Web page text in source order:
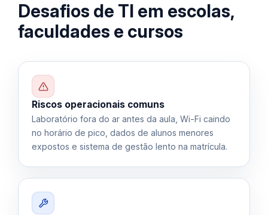
Desafios de TI em escolas,
faculdades e cursos
Riscos operacionais comuns
Laboratório fora do ar antes da aula, Wi-Fi caindo
no horário de pico, dados de alunos menores
expostos e sistema de gestão lento na matrícula.